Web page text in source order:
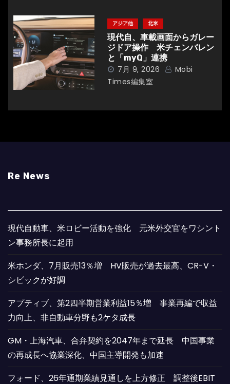
アジア他 北米
現代自、車載画面からガレー
ジドア操作 米チェンバレン
と「myQ」連携
7月 9, 2026
Mobi
Times編集室
Re News
現代自動車、米ロビー活動を強化 元米外交官をワシント
ン事務所長に起用
米ホンダ、7月販売13％増 HV販売が過去最高、CR-V・
シビックが好調
アプティブ、第2四半期営業利益15％増 事業再編で収益
力向上、非自動車分野も2ケタ成長
GM・上海汽車、合弁契約を2047年まで延長 中国事業
の再成長へ協業深化、中国主導開発も加速
フォード、26年通期業績見通しを上方修正 調整後EBIT